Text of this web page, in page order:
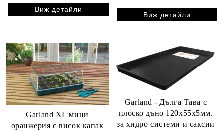
Виж детайли
Виж детайли
Garland XL мини
оранжерия с висок капак
Garland - Дълга Тава с
плоско дъно 120х55x5мм.
за хидро системи и саксии